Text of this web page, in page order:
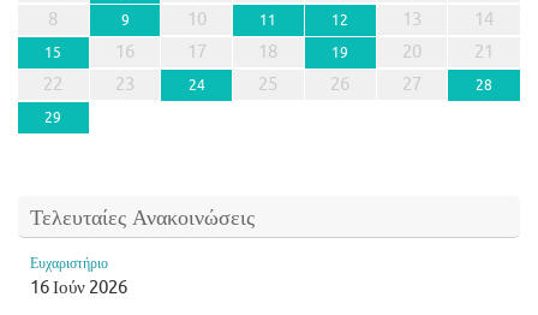
8
9 10 11 12 13 14
15 16 17 18 19 20
21
22
23 24 25 26 27
28
29
Τελευταίες Ανακοινώσεις
Ευχαριστήριο
16 Ιούν 2026